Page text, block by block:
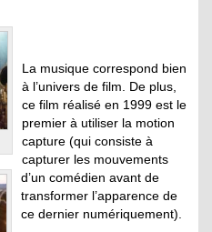
La musique correspond bien
à l’univers de film. De plus,
ce film réalisé en 1999 est le
premier à utiliser la motion
capture (qui consiste à
capturer les mouvements
d’un comédien avant de
transformer l’apparence de
ce dernier numériquement).